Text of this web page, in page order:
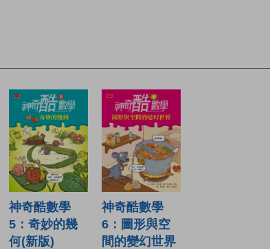
神奇酷數學
5：奇妙的幾
何(新版)
神奇酷數學
6：圖形與空
間的變幻世界